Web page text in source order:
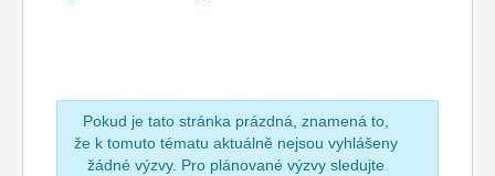
Pokud je tato stránka prázdná, znamená to,
že k tomuto tématu aktuálně nejsou vyhlášeny
žádné výzvy. Pro plánované výzvy sledujte